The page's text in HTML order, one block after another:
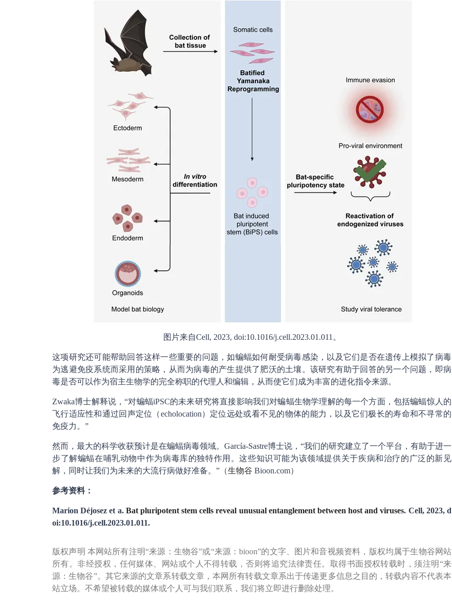
图片来自Cell, 2023, doi:10.1016/j.cell.2023.01.011。
这项研究还可能帮助回答这样一些重要的问题，如蝙蝠如何耐受病毒感染，以及它们是否在遗传上模拟了病毒
为逃避免疫系统而采用的策略，从而为病毒的产生提供了肥沃的土壤。该研究有助于回答的另一个问题，即病
毒是否可以作为宿主生物学的完全称职的代理人和编辑，从而使它们成为丰富的进化指令来源。
Zwaka博士解释说，“对蝙蝠iPSC的未来研究将直接影响我们对蝙蝠生物学理解的每一个方面，包括蝙蝠惊人的
飞行适应性和通过回声定位（echolocation）定位远处或看不见的物体的能力，以及它们极长的寿命和不寻常的
免疫力。”
然而，最大的科学收获预计是在蝙蝠病毒领域。García-Sastre博士说，“我们的研究建立了一个平台，有助于进一
步了解蝙蝠在哺乳动物中作为病毒库的独特作用。这些知识可能为该领域提供关于疾病和治疗的广泛的新见
解，同时让我们为未来的大流行病做好准备。”（生物谷 Bioon.com）
参考资料：
Marion Déjosez et a. Bat pluripotent stem cells reveal unusual entanglement between host and viruses. Cell, 2023, d
oi:10.1016/j.cell.2023.01.011.
版权声明 本网站所有注明“来源：生物谷”或“来源：bioon”的文字、图片和音视频资料，版权均属于生物谷网站
所有。非经授权，任何媒体、网站或个人不得转载，否则将追究法律责任。取得书面授权转载时，须注明“来
源：生物谷”。其它来源的文章系转载文章，本网所有转载文章系出于传递更多信息之目的，转载内容不代表本
站立场。不希望被转载的媒体或个人可与我们联系，我们将立即进行删除处理。